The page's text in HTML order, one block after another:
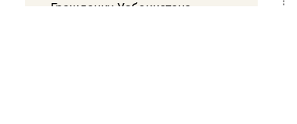
Гражданку Узбекистана